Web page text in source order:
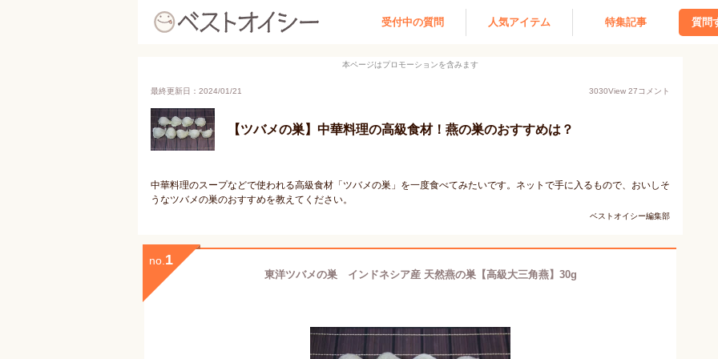
受付中の質問 人気アイテム 特集記事 質問
本ページはプロモーションを含みます
最終更新日：2024/01/21 3030View 27コメント
【ツバメの巣】中華料理の高級食材！燕の巣のおすすめは？
中華料理のスープなどで使われる高級食材「ツバメの巣」を一度食べてみたいです。ネットで手に入るもので、おいしそ
うなツバメの巣のおすすめを教えてください。
ベストオイシー編集部
no. 1
東洋ツバメの巣 インドネシア産 天然燕の巣【高級大三角燕】30g